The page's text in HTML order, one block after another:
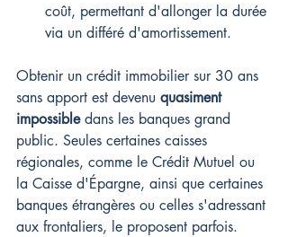
coût, permettant d'allonger la durée
via un différé d'amortissement.
Obtenir un crédit immobilier sur 30 ans
sans apport est devenu quasiment
impossible dans les banques grand
public. Seules certaines caisses
régionales, comme le Crédit Mutuel ou
la Caisse d'Épargne, ainsi que certaines
banques étrangères ou celles s'adressant
aux frontaliers, le proposent parfois.